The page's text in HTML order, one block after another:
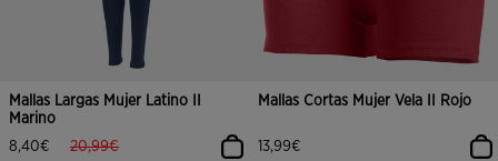
Mallas Largas Mujer Latino II
Marino
8,40€
label.price.reduced.from
20,99€label.price.to
Mallas Cortas Mujer Vela II Rojo
13,99€